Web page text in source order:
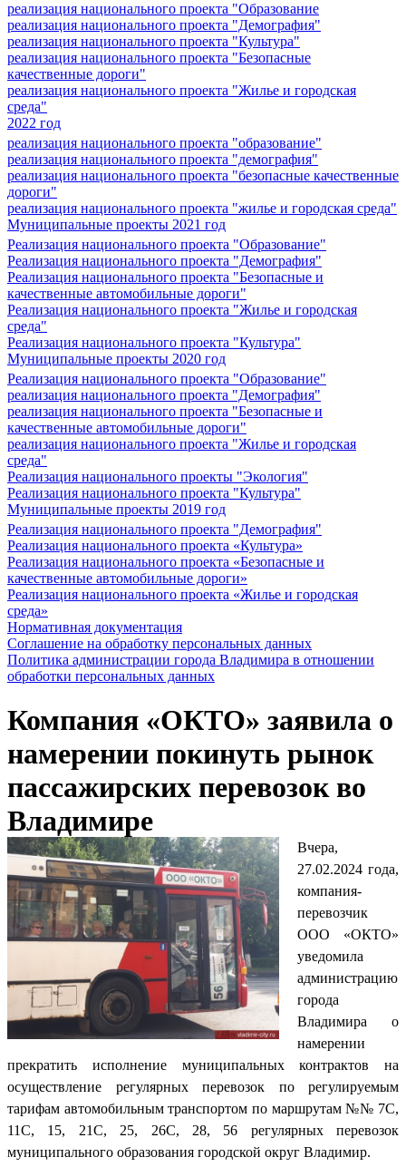
реализация национального проекта "Образование
реализация национального проекта "Демография"
реализация национального проекта "Культура"
реализация национального проекта "Безопасные
качественные дороги"
реализация национального проекта "Жилье и городская
среда"
2022 год
реализация национального проекта "образование"
реализация национального проекта "демография"
реализация национального проекта "безопасные качественные
дороги"
реализация национального проекта "жилье и городская среда"
Муниципальные проекты 2021 год
Реализация национального проекта "Образование"
Реализация национального проекта "Демография"
Реализация национального проекта "Безопасные и
качественные автомобильные дороги"
Реализация национального проекта "Жилье и городская
среда"
Реализация национального проекта "Культура"
Муниципальные проекты 2020 год
Реализация национального проекта "Образование"
реализация национального проекта "Демография"
реализация национального проекта "Безопасные и
качественные автомобильные дороги"
реализация национального проекта "Жилье и городская
среда"
Реализация национального проекты "Экология"
Реализация национального проекта "Культура"
Муниципальные проекты 2019 год
Реализация национального проекта "Демография"
Реализация национального проекта «Культура»
Реализация национального проекта «Безопасные и
качественные автомобильные дороги»
Реализация национального проекта «Жилье и городская
среда»
Нормативная документация
Соглашение на обработку персональных данных
Политика администрации города Владимира в отношении
обработки персональных данных
Компания «ОКТО» заявила о
намерении покинуть рынок
пассажирских перевозок во
Владимире
Вчера,
27.02.2024 года,
компания-
перевозчик
ООО «ОКТО»
уведомила
администрацию
города
Владимира о
намерении
прекратить исполнение муниципальных контрактов на
осуществление регулярных перевозок по регулируемым
тарифам автомобильным транспортом по маршрутам №№ 7С,
11С, 15, 21C, 25, 26С, 28, 56 регулярных перевозок
муниципального образования городской округ Владимир.